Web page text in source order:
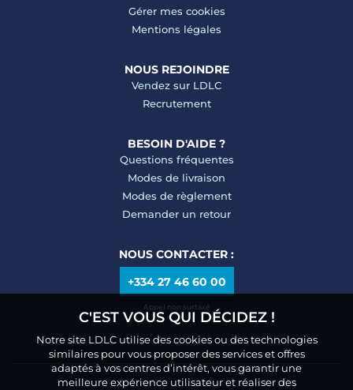
Gérer mes cookies
Mentions légales
NOUS REJOINDRE
Vendez sur LDLC
Recrutement
BESOIN D'AIDE ?
Questions fréquentes
Modes de livraison
Modes de règlement
Demander un retour
NOUS CONTACTER :
+334 27 46 60 00
Appel non surtaxé
C'EST VOUS QUI DÉCIDEZ !
Notre site LDLC utilise des cookies ou des technologies
similaires pour vous proposer des services et offres
adaptés à vos centres d’intérêt, vous garantir une
meilleure expérience utilisateur et réaliser des